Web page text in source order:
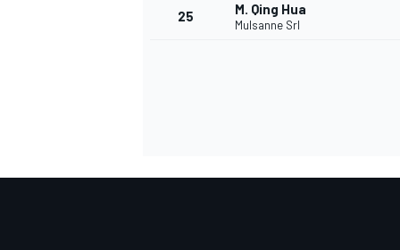
25 M. Qing Hua
Mulsanne Srl